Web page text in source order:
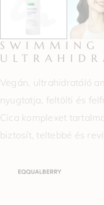
SWIMMING
Vegán, ultrahidratáló
nyugtatja, feltölti és
Cica komplexet
biztosít, teltebbé és